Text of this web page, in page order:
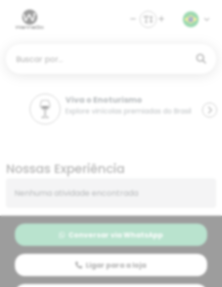
Buscar por...
Viva o Enoturismo
Explore vinícolas premiadas do Brasil
Nossas Experiência
Nenhuma atividade encontrada
Conversar via WhatsApp
Ligar para a loja